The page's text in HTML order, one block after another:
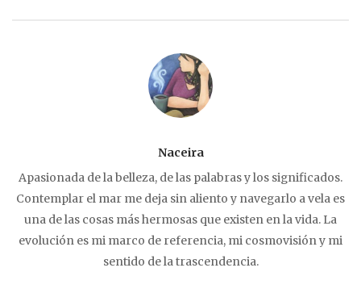
Naceira
Apasionada de la belleza, de las palabras y los significados.
Contemplar el mar me deja sin aliento y navegarlo a vela es
una de las cosas más hermosas que existen en la vida. La
evolución es mi marco de referencia, mi cosmovisión y mi
sentido de la trascendencia.